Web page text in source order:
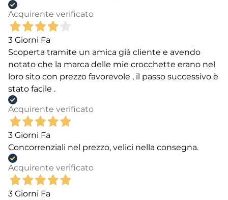
Acquirente verificato
3 Giorni Fa
Scoperta tramite un amica già cliente e avendo
notato che la marca delle mie crocchette erano nel
loro sito con prezzo favorevole , il passo successivo è
stato facile .
Acquirente verificato
3 Giorni Fa
Concorrenziali nel prezzo, velici nella consegna.
Acquirente verificato
3 Giorni Fa